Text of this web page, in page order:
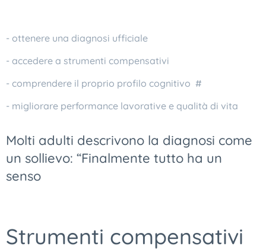
- ottenere una diagnosi ufficiale
- accedere a strumenti compensativi
- comprendere il proprio profilo cognitivo #
- migliorare performance lavorative e qualità di vita
Molti adulti descrivono la diagnosi come
un sollievo: “Finalmente tutto ha un
senso
Strumenti compensativi